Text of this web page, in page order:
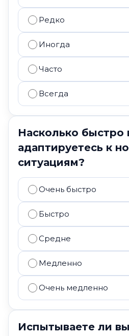
Редко
Иногда
Часто
Всегда
Насколько быстро
адаптируетесь к
ситуациям?
Очень быстро
Быстро
Средне
Медленно
Очень медленно
Испытываете ли